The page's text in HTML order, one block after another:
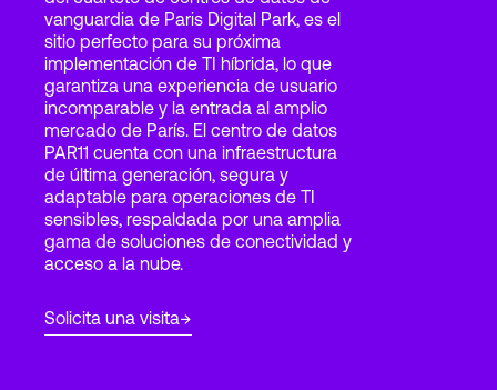
Login
vanguardia de Paris Digital Park, es el
sitio perfecto para su próxima
implementación de TI híbrida, lo que
garantiza una experiencia de usuario
incomparable y la entrada al amplio
mercado de París. El centro de datos
PAR11 cuenta con una infraestructura
de última generación, segura y
adaptable para operaciones de TI
sensibles, respaldada por una amplia
gama de soluciones de conectividad y
acceso a la nube.
Solicita una visita